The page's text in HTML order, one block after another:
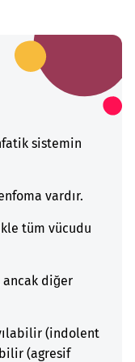
sistemin
vardır.
tüm vücudu
diğer
(indolent
(agresif